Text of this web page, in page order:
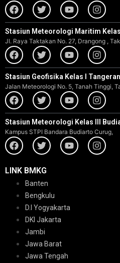
Stasiun Meteorologi Maritim
Jl. Raya Taktakan No. 27, Drangong ,
Stasiun Geofisika Kelas I
Jalan Meteorologi No. 5, Tanah Tinggi,
Stasiun Meteorologi Kelas III
Kampus STPI Bandara Budiarto Curug,
LINK BMKG
Banten
Bengkulu
D.I Yogyakarta
DKI Jakarta
Jambi
Jawa Barat
Jawa Tengah